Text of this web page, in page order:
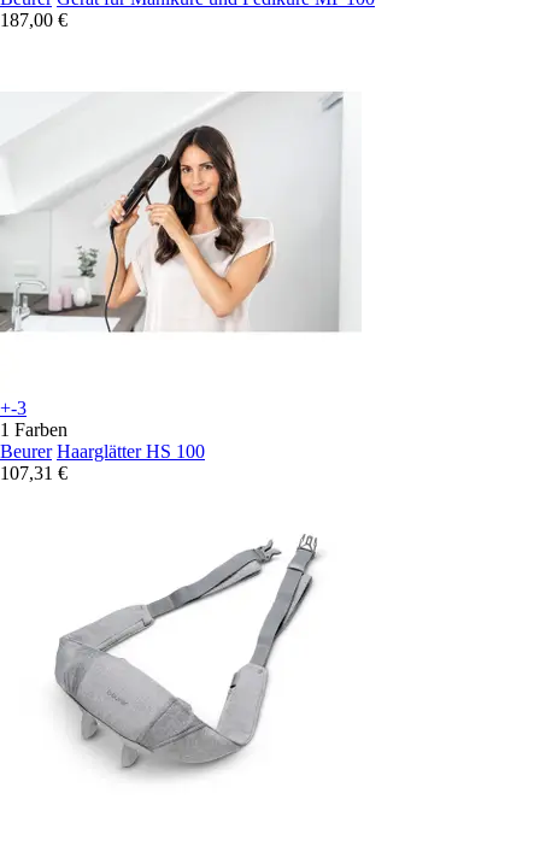
187,00 €
+-3
1 Farben
Beurer Haarglätter HS 100
107,31 €